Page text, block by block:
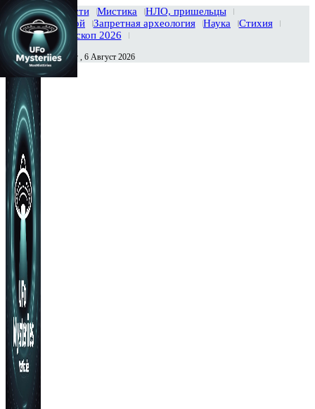
Главная Новости Мистика
НЛО, пришельцы
Тайны вселенной
Запретная археология Наука
Стихия
История
Гороскоп 2026
Сегодня Четверг , 6 Август 2026